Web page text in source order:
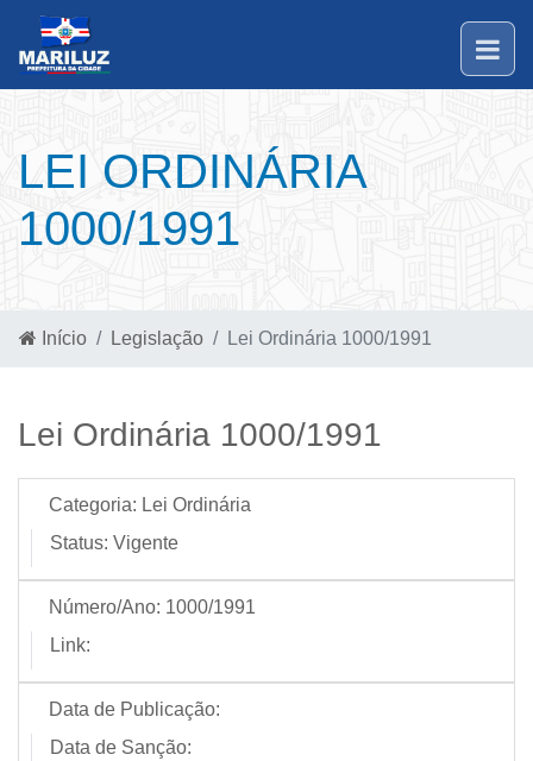
LEI ORDINÁRIA
1000/1991
Início Legislação Lei Ordinária 1000/1991
Lei Ordinária 1000/1991
Categoria: Lei Ordinária
Status: Vigente
Número/Ano: 1000/1991
Link:
Data de Publicação:
Data de Sanção: